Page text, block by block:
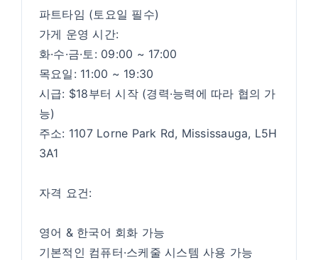
파트타임 (토요일 필수)
가게 운영 시간:
화·수·금·토: 09:00 ~ 17:00
목요일: 11:00 ~ 19:30
시급: $18부터 시작 (경력·능력에 따라 협의 가
능)
주소: 1107 Lorne Park Rd, Mississauga, L5H
3A1
자격 요건:
영어 & 한국어 회화 가능
기본적인 컴퓨터·스케줄 시스템 사용 가능